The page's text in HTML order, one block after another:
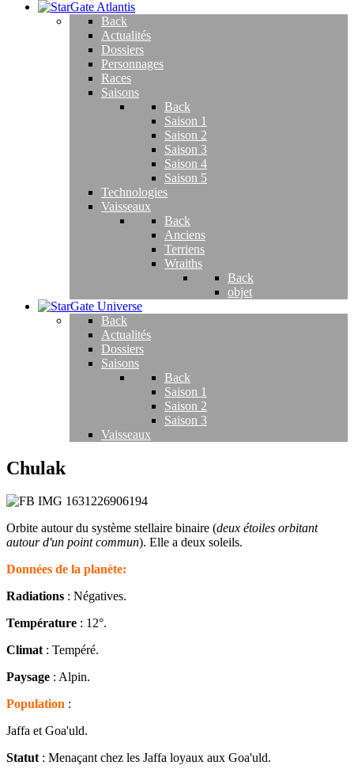
Back
Actualités
Dossiers
Personnages
Races
Saisons
Back
Saison 1
Saison 2
Saison 3
Saison 4
Saison 5
Technologies
Vaisseaux
Back
Anciens
Terriens
Wraiths
Back
objet
Back
Actualités
Dossiers
Saisons
Back
Saison 1
Saison 2
Saison 3
Vaisseaux
Chulak
Orbite autour du système stellaire binaire (deux étoiles orbitant
autour d'un point commun). Elle a deux soleils.
Données de la planète:
Radiations : Négatives.
Température : 12°.
Climat: Tempéré.
Paysage : Alpin.
Population :
Jaffa et Goa'uld.
Statut: Menaçant chez les Jaffa loyaux aux Goa'uld.